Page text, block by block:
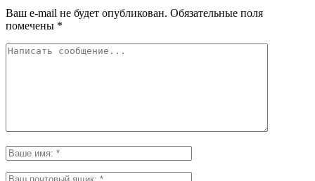
Ваш e-mail не будет опубликован. Обязательные поля
помечены *